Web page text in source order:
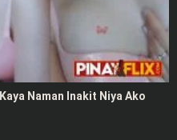
Naman Inakit Niya Ako